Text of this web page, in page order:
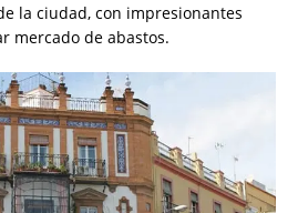
la ciudad, con impresionantes
mercado de abastos.